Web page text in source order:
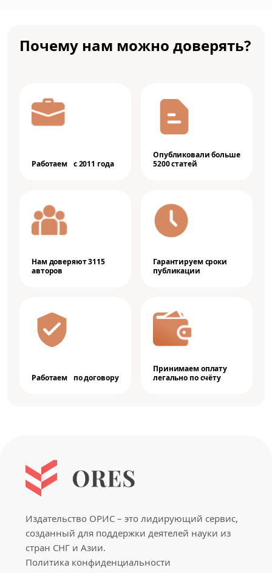
Почему нам можно доверять?
Работаем с 2011 года
Опубликовали больше
5200 статей
Нам доверяют 3115
авторов
Гарантируем сроки
публикации
Работаем по договору
Принимаем оплату
легально по счёту
Издательство ОРИС – это лидирующий сервис,
созданный для поддержки деятелей науки из
стран СНГ и Азии.
Политика конфиденциальности